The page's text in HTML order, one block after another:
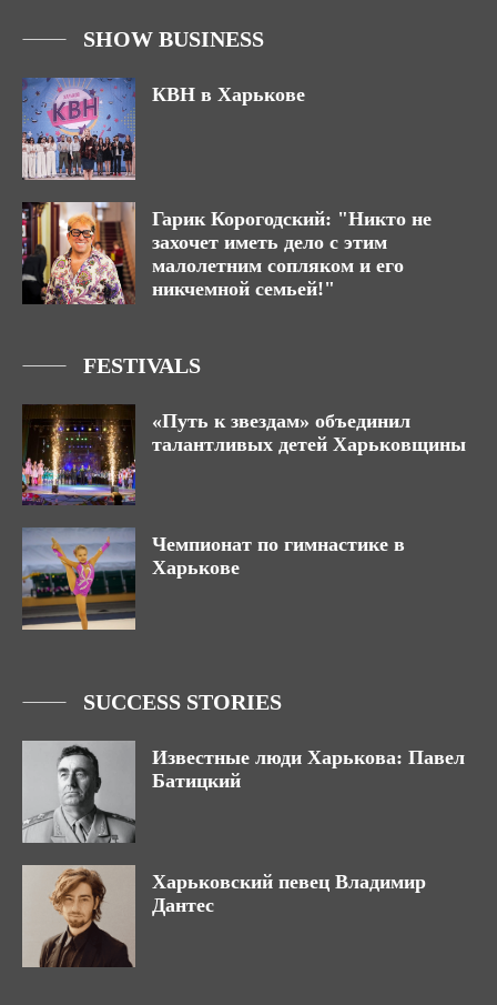
SHOW BUSINESS
КВН в Харькове
Гарик Корогодский: "Никто не
захочет иметь дело с этим
малолетним сопляком и его
никчемной семьей!"
FESTIVALS
«Путь к звездам» объединил
талантливых детей Харьковщины
Чемпионат по гимнастике в
Харькове
SUCCESS STORIES
Известные люди Харькова: Павел
Батицкий
Харьковский певец Владимир
Дантес